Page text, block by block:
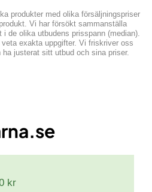
produkter med olika försäljningspriser
Vi har försökt sammanställa
i de olika utbudens prisspann (median).
exakta uppgifter. Vi friskriver oss
justerat sitt utbud och sina priser.
kr